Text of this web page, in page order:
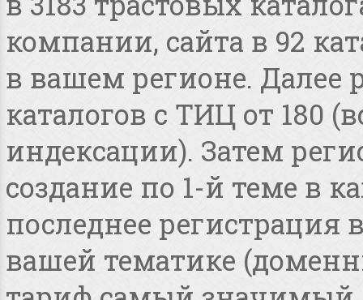
компании, сайта в 92
в вашем регионе. Далее
каталогов с ТИЦ от 180
индексации). Затем
создание по 1-й теме в
последнее регистрация
вашей тематике